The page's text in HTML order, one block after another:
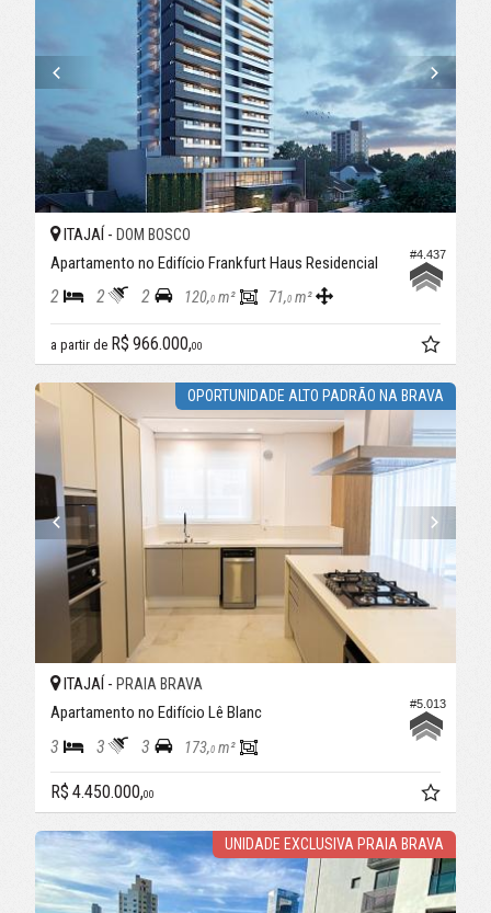
#4.437
ITAJAÍ - DOM BOSCO
Apartamento no Edifício Frankfurt Haus Residencial
2 2 2 120,0 m² 71,0 m²
a partir de R$ 966.000,00
OPORTUNIDADE ALTO PADRÃO NA BRAVA
#5.013
ITAJAÍ - PRAIA BRAVA
Apartamento no Edifício Lê Blanc
3 3 3 173,0 m²
R$ 4.450.000,00
UNIDADE EXCLUSIVA PRAIA BRAVA